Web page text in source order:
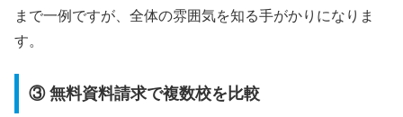
まで一例ですが、全体の雰囲気を知る手がかりになりま
す。
③ 無料資料請求で複数校を比較